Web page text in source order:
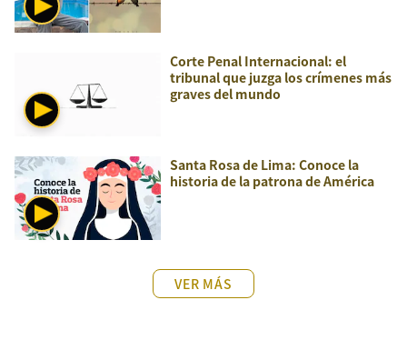
Corte Penal Internacional: el
tribunal que juzga los crímenes más
graves del mundo
Santa Rosa de Lima: Conoce la
historia de la patrona de América
VER MÁS